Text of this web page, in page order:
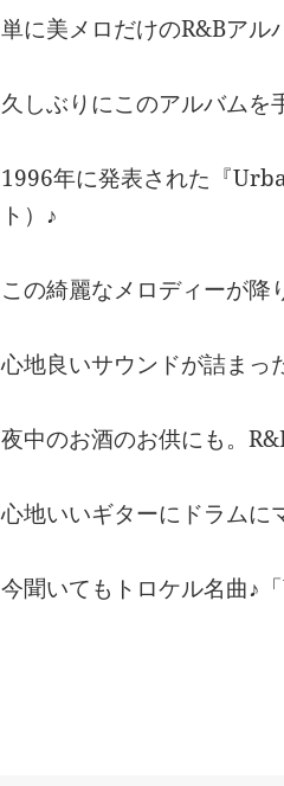
単に美メロだけのR&Bアル
久しぶりにこのアルバムを
1996年に発表された『
ト）♪
この綺麗なメロディーが降
心地良いサウンドが詰まっ
夜中のお酒のお供にも。
心地いいギターにドラムに
今聞いてもトロケル名曲♪